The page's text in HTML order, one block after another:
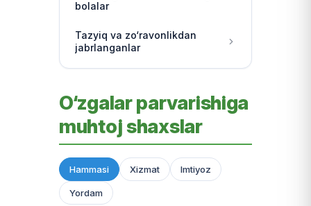
bolalar
Tazyiq va zo‘ravonlikdan
jabrlanganlar
O‘zgalar parvarishiga
muhtoj shaxslar
Hammasi Xizmat Imtiyoz
Yordam